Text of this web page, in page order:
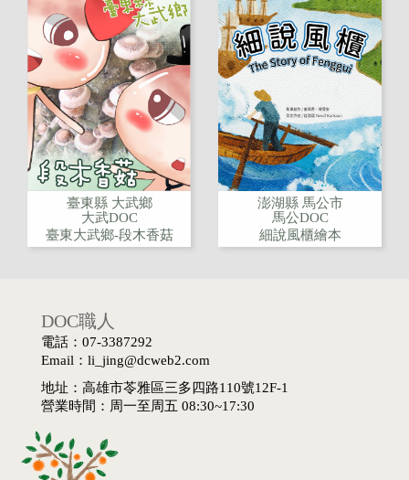
臺東縣 大武鄉
大武DOC
臺東大武鄉-段木香菇
澎湖縣 馬公市
馬公DOC
細說風櫃繪本
DOC職人
電話：07-3387292
Email：li_jing@dcweb2.com
地址：高雄市苓雅區三多四路110號12F-1
營業時間：周一至周五 08:30~17:30